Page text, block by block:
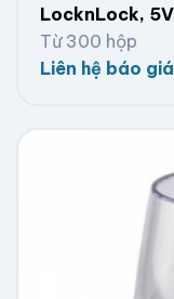
LocknLock,
Từ 300 hộp
Liên hệ báo giá